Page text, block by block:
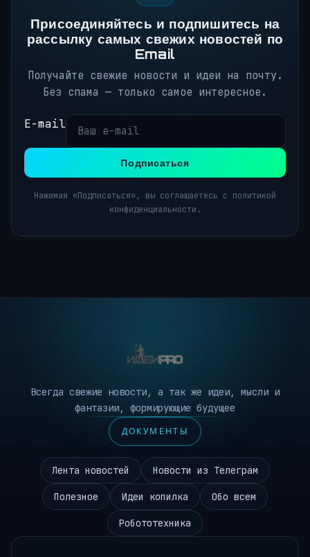
Присоединяйтесь и подпишитесь на
рассылку самых свежих новостей по
Email
Получайте свежие новости и идеи на почту.
Без спама — только самое интересное.
E-mail
Подписаться
Нажимая «Подписаться», вы соглашаетесь с политикой
конфиденциальности.
Всегда свежие новости, а так же идеи, мысли и
фантазии, формирующие будущее
ДОКУМЕНТЫ
Лента новостей Новости из Телеграм
Полезное Идеи копилка Обо всем
Робототехника